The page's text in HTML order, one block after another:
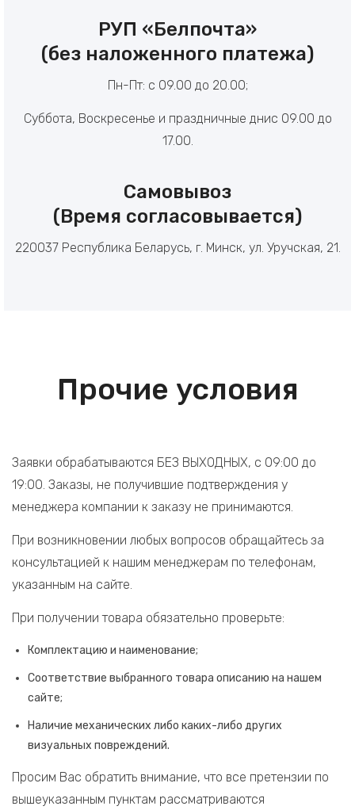
РУП «Белпочта»
(без наложенного платежа)
Пн-Пт: с 09.00 до 20.00;
Суббота, Воскресенье и праздничные днис 09.00 до
17.00.
Самовывоз
(Время согласовывается)
220037 Республика Беларусь, г. Минск, ул. Уручская, 21.
Прочие условия
Заявки обрабатываются БЕЗ ВЫХОДНЫХ, с 09:00 до
19:00. Заказы, не получившие подтверждения у
менеджера компании к заказу не принимаются.
При возникновении любых вопросов обращайтесь за
консультацией к нашим менеджерам по телефонам,
указанным на сайте.
При получении товара обязательно проверьте:
Комплектацию и наименование;
Соответствие выбранного товара описанию на нашем
сайте;
Наличие механических либо каких-либо других
визуальных повреждений.
Просим Вас обратить внимание, что все претензии по
вышеуказанным пунктам рассматриваются